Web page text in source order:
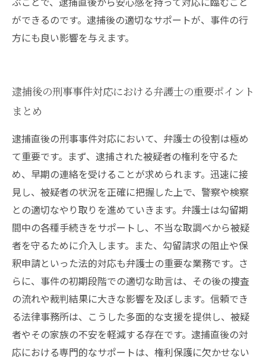
ができるのです。逮捕後の適切なサポートが、事件の行
方にも良い影響を与えます。
逮捕後の刑事事件対応における弁護士の重要ポイント
まとめ
逮捕直後の刑事事件対応において、弁護士の役割は極め
て重要です。まず、逮捕された被疑者の権利を守るた
め、早期の連絡を受けることが求められます。迅速に接
見し、被疑者の状況を正確に把握した上で、警察や検察
との適切なやり取りを進めていきます。弁護士は勾留期
間中の各種手続きをサポートし、不当な取調べから被疑
者を守るために介入します。また、勾留請求の阻止や保
釈申請といった法的対応も弁護士の重要な業務です。さ
らに、事件の初期段階での適切な助言は、その後の捜査
の流れや裁判結果に大きな影響を及ぼします。信頼でき
る法律事務所は、こうした多面的な支援を提供し、被疑
者やその家族の不安を軽減する存在です。逮捕直後の対
応における専門的なサポートは、権利保護に欠かせない